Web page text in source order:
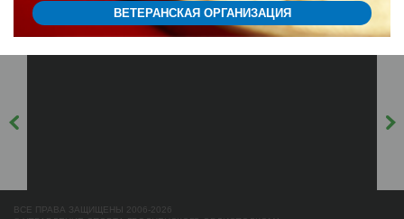
ВЕТЕРАНСКАЯ ОРГАНИЗАЦИЯ
ВСЕ ПРАВА ЗАЩИЩЕНЫ 2006-2026